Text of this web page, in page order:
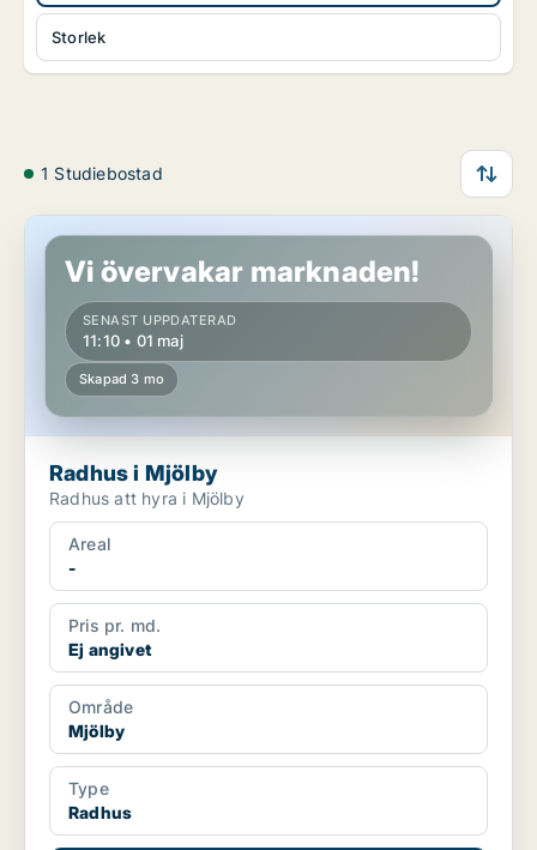
Storlek
1 Studiebostad
Radhus i Mjölby
Vi övervakar marknaden!
SENAST UPPDATERAD
11:10 • 01 maj
Skapad 3 mo
Radhus i Mjölby
Radhus att hyra i Mjölby
Areal
-
Pris pr. md.
Ej angivet
Område
Mjölby
Type
Radhus